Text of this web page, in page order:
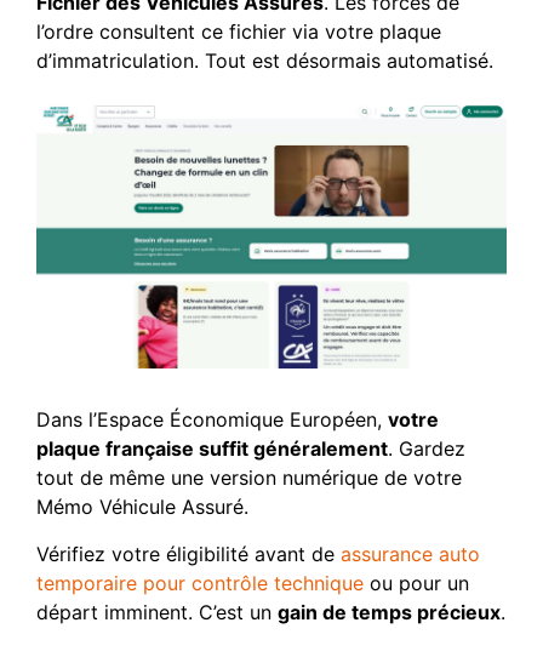
l’ordre consultent ce fichier via votre plaque
d’immatriculation. Tout est désormais automatisé.
Dans l’Espace Économique Européen, votre
plaque française suffit généralement. Gardez
tout de même une version numérique de votre
Mémo Véhicule Assuré.
Vérifiez votre éligibilité avant de assurance auto
temporaire pour contrôle technique ou pour un
départ imminent. C’est un gain de temps précieux.